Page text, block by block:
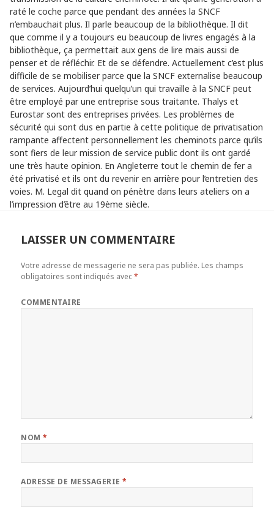
raté le coche parce que pendant des années la SNCF
n’embauchait plus. Il parle beaucoup de la bibliothèque. Il dit
que comme il y a toujours eu beaucoup de livres engagés à la
bibliothèque, ça permettait aux gens de lire mais aussi de
penser et de réfléchir. Et de se défendre. Actuellement c’est plus
difficile de se mobiliser parce que la SNCF externalise beaucoup
de services. Aujourd’hui quelqu’un qui travaille à la SNCF peut
être employé par une entreprise sous traitante. Thalys et
Eurostar sont des entreprises privées. Les problèmes de
sécurité qui sont dus en partie à cette politique de privatisation
rampante affectent personnellement les cheminots parce qu’ils
sont fiers de leur mission de service public dont ils ont gardé
une très haute opinion. En Angleterre tout le chemin de fer a
été privatisé et ils ont du revenir en arrière pour l’entretien des
voies. M. Legal dit quand on pénètre dans leurs ateliers on a
l’impression d’être au 19ème siècle.
LAISSER UN COMMENTAIRE
Votre adresse de messagerie ne sera pas publiée. Les champs
obligatoires sont indiqués avec*
COMMENTAIRE
NOM*
ADRESSE DE MESSAGERIE*